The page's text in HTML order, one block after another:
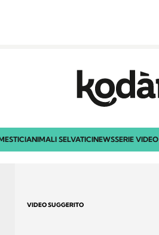
ANIMALI SELVATICINEWSSERIE VIDEO
VIDEO SUGGERITO